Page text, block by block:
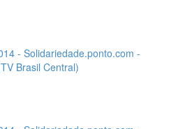
- Solidariedade.ponto.com -
Brasil Central)